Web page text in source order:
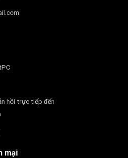
hồi trực tiếp đến
mại